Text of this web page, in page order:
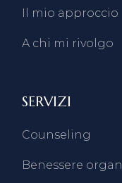
Il mio approccio
A chi mi rivolgo
SERVIZI
Counseling
Benessere